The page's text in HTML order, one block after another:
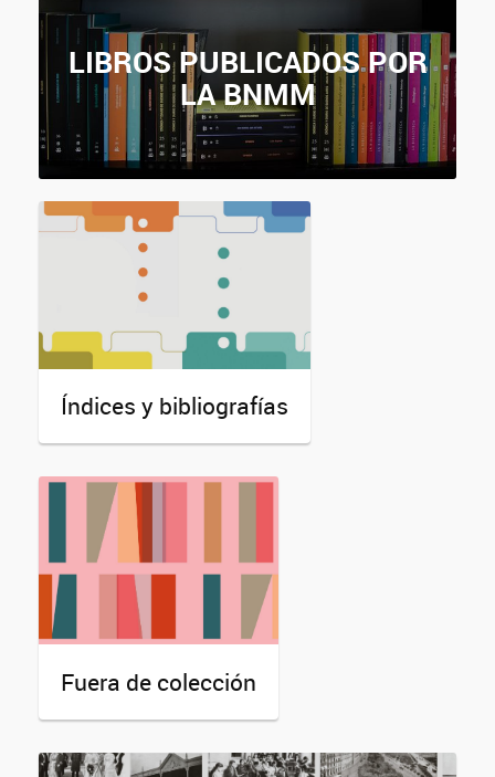
LIBROS PUBLICADOS POR
LA BNMM
Índices y bibliografías
Fuera de colección